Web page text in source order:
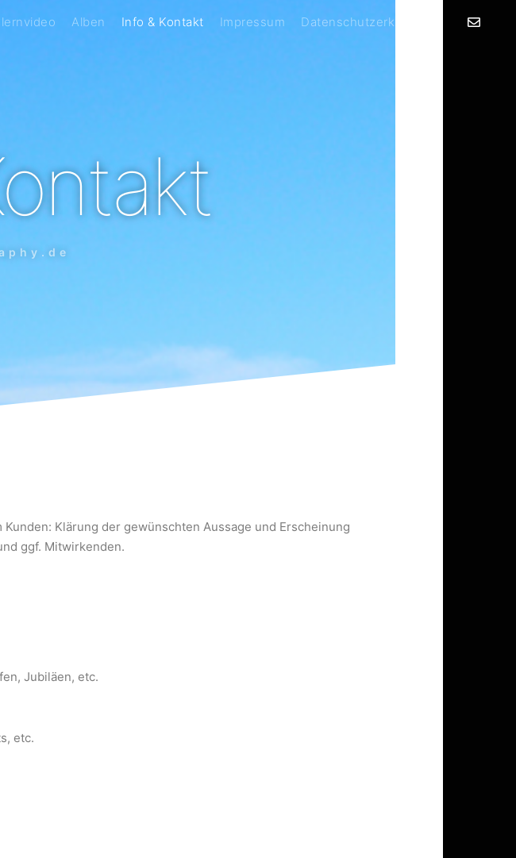
Alben Info & Kontakt Impressum Datenschutzerklärung
Klärung der gewünschten Aussage und Erscheinung
ggf. Mitwirkenden.
Jubiläen, etc.
etc.